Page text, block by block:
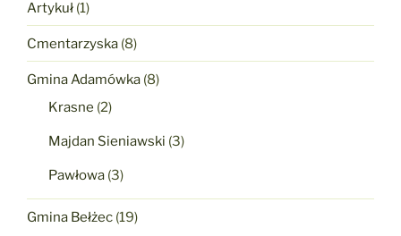
Artykuł (1)
Cmentarzyska (8)
Gmina Adamówka (8)
Krasne (2)
Majdan Sieniawski (3)
Pawłowa (3)
Gmina Bełżec (19)